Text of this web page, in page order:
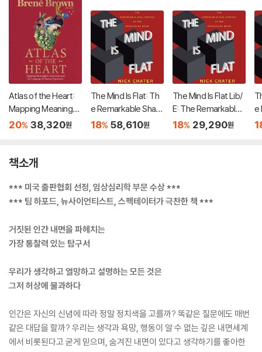
Atlas of the Heart:
Mapping Meaningful
Connection and the
20% 38,320원
The Mind Is Flat: Th
e Remarkable Shallo
wness of the Impro
18% 58,610원
The Mind Is Flat Lib/
E: The Remarkable
Shallowness of the I
18% 29,290원
e
책소개
*** 미국 출판협회 선정, 임상심리학 부문 수상 ***
*** 팀 하포드, 뉴사이언티스트, 스펙테이터가 극찬한 책 ***
거짓된 인간 내면을 파헤치는
가장 통찰력 있는 탐구서
우리가 생각하고 열망하고 설명하는 모든 것은
그저 허상에 불과하다
인간은 자신의 신념에 따라 정말 정치색을 고를까? 똑같은 질문에도 매번
같은 대답을 할까? 우리는 생각과 욕망, 행동이 알 수 없는 깊은 내면세계
에서 비롯된다고 굳게 믿으며, 숨겨진 내면이 있다고 생각하기를 좋아한